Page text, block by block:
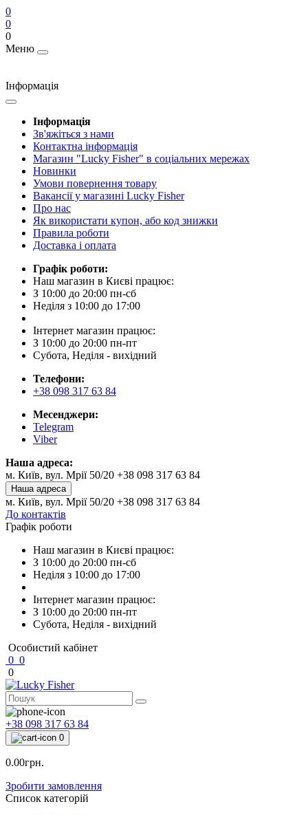
0
0
0
Меню
Інформація
Інформація
Зв'яжіться з нами
Контактна інформація
Магазин "Lucky Fisher" в соціальних мережах
Новинки
Умови повернення товару
Вакансії у магазині Lucky Fisher
Про нас
Як використати купон, або код знижки
Правила роботи
Доставка і оплата
Графік роботи:
Наш магазин в Києві працює:
З 10:00 до 20:00 пн-сб
Неділя з 10:00 до 17:00
Інтернет магазин працює:
З 10:00 до 20:00 пн-пт
Субота, Неділя - вихідний
Телефони:
+38 098 317 63 84
Месенджери:
Telegram
Viber
Наша адреса:
м. Київ, вул. Мрії 50/20 +38 098 317 63 84
Наша адреса
м. Київ, вул. Мрії 50/20 +38 098 317 63 84
До контактів
Графік роботи
Наш магазин в Києві працює:
З 10:00 до 20:00 пн-сб
Неділя з 10:00 до 17:00
Інтернет магазин працює:
З 10:00 до 20:00 пн-пт
Субота, Неділя - вихідний
Особистий кабінет
0 0
0
+38 098 317 63 84
0
0.00грн.
Зробити замовлення
Список категорій